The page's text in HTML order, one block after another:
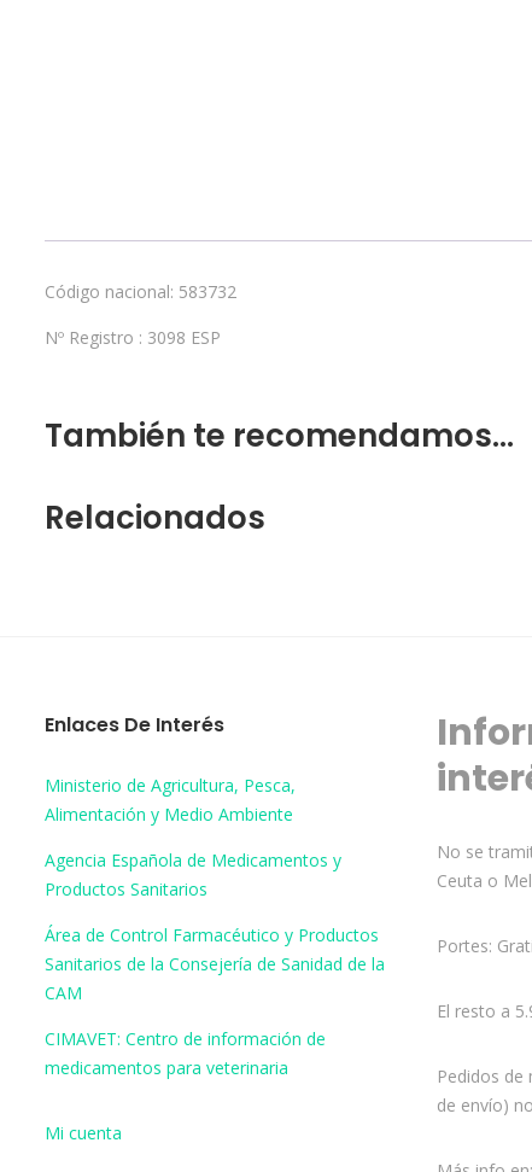
Código nacional: 583732
Nº Registro : 3098 ESP
También te recomendamos…
Relacionados
Enlaces De Interés
Ministerio de Agricultura, Pesca,
Alimentación y Medio Ambiente
Agencia Española de Medicamentos y
Productos Sanitarios
Área de Control Farmacéutico y Productos
Sanitarios de la Consejería de Sanidad de la
CAM
CIMAVET: Centro de información de
medicamentos para veterinaria
Mi cuenta
No se
Ceuta o
Portes:
El resto a
Pedidos de
de envío)